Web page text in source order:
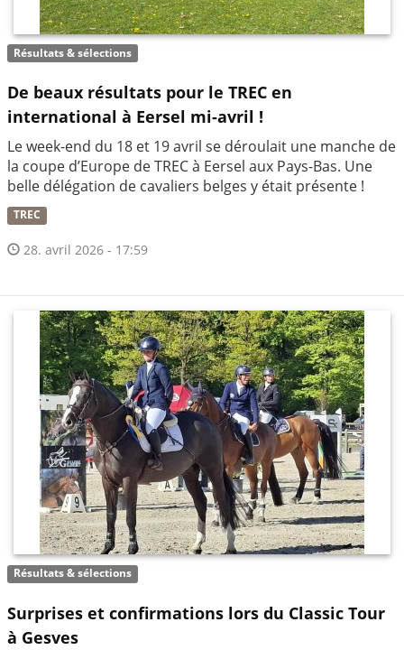
Résultats & sélections
De beaux résultats pour le TREC en
international à Eersel mi-avril !
Le week-end du 18 et 19 avril se déroulait une manche de
la coupe d’Europe de TREC à Eersel aux Pays-Bas. Une
belle délégation de cavaliers belges y était présente !
TREC
28. avril 2026 - 17:59
Résultats & sélections
Surprises et confirmations lors du Classic Tour
à Gesves